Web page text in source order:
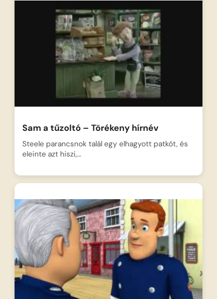
Sam a tűzoltó – Törékeny hírnév
Steele parancsnok talál egy elhagyott patkót, és
eleinte azt hiszi,…